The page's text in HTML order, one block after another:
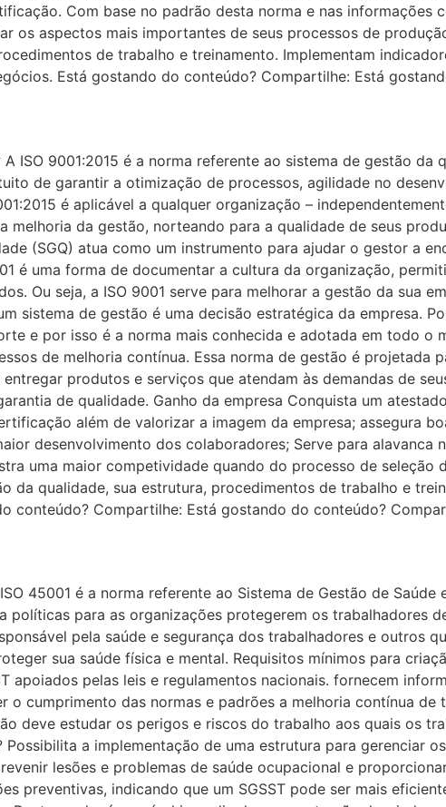
Com base no padrão desta norma e nas informações
os aspectos mais importantes de seus processos de
de trabalho e treinamento. Implementam
Está gostando do conteúdo? Compartilhe: Está
A ISO 9001:2015 é a norma referente ao sistema de gestão
de garantir a otimização de processos, agilidade no
é aplicável a qualquer organização –
melhoria da gestão, norteando para a qualidade de seus
(SGQ) atua como um instrumento para ajudar o gestor a
é uma forma de documentar a cultura da organização,
Ou seja, a ISO 9001 serve para melhorar a gestão da sua
sistema de gestão é uma decisão estratégica da empresa.
e por isso é a norma mais conhecida e adotada em todo o
de melhoria contínua. Essa norma de gestão é projetada
produtos e serviços que atendam às demandas de
de qualidade. Ganho da empresa Conquista um
além de valorizar a imagem da empresa; assegura
desenvolvimento dos colaboradores; Serve para alavanca
uma maior competividade quando do processo de seleção
da qualidade, sua estrutura, procedimentos de trabalho e
conteúdo? Compartilhe: Está gostando do conteúdo?
45001 é a norma referente ao Sistema de Gestão de
políticas para as organizações protegerem os trabalhadores
pela saúde e segurança dos trabalhadores e outros
sua saúde física e mental. Requisitos mínimos para
apoiados pelas leis e regulamentos nacionais. fornecem
cumprimento das normas e padrões a melhoria contínua de
deve estudar os perigos e riscos do trabalho aos quais os
Possibilita a implementação de uma estrutura para gerenciar
lesões e problemas de saúde ocupacional e
preventivas, indicando que um SGSST pode ser mais